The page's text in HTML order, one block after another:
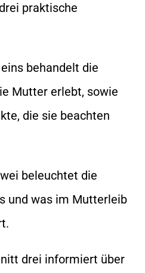
praktische
behandelt die
Mutter erlebt, sowie
die sie beachten
beleuchtet die
und was im Mutterleib
drei informiert über